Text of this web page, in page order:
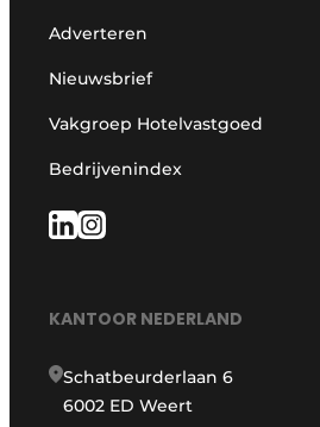
Adverteren
Nieuwsbrief
Vakgroep Hotelvastgoed
Bedrijvenindex
KANTOOR NEDERLAND
Schatbeurderlaan 6
6002 ED Weert